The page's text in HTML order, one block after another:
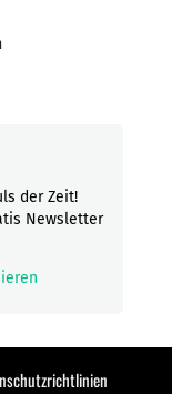
der Zeit!
Newsletter